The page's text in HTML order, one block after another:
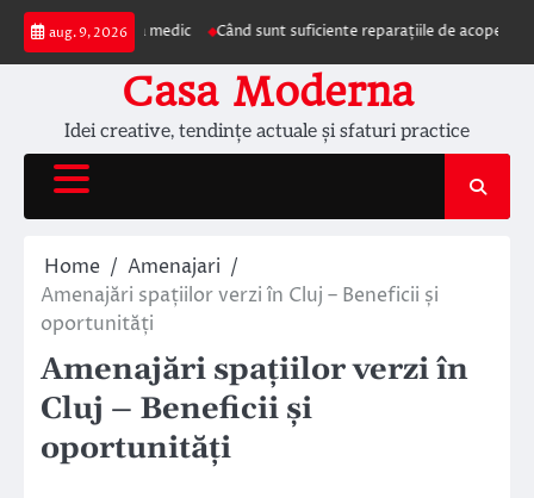
Skip
content
aug. 9, 2026
la medic Când sunt suficiente reparațiile de acoperiș și când
Casa Moderna
Idei creative, tendințe actuale și sfaturi practice
Home
Amenajari
Amenajări spațiilor verzi în Cluj – Beneficii și
oportunități
Amenajări spațiilor verzi în
Cluj – Beneficii și
oportunități